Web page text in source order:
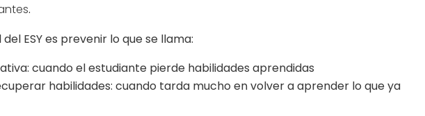
.
ESY es prevenir lo que se llama:
: cuando el estudiante pierde habilidades aprendidas
habilidades: cuando tarda mucho en volver a aprender lo que ya